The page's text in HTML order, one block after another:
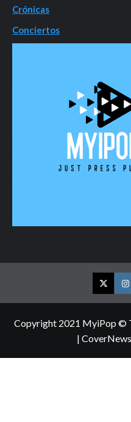
Crónicas
Conciertos
Twitter
Copyright 2021 MyiPop ©
| CoverNews